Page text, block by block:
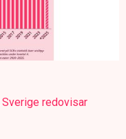
Sverige redovisar